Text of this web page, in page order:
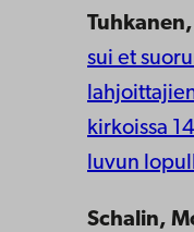
Tuhkanen,
sui et
kirkoissa
luvun
Schalin,